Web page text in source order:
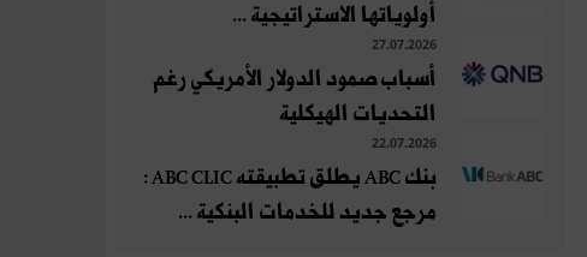
أولوياتها الاستراتيجية ...
27.07.2026
أسباب صمود الدولار الأمريكي رغم
التحديات الهيكلية
22.07.2026
بنك ABC يطلق تطبيقته ABC CLIC :
مرجع جديد للخدمات البنكية ...